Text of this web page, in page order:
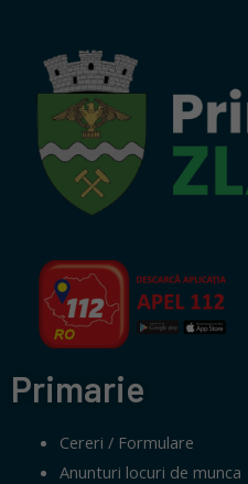
Primarie
Cereri / Formulare
Anunturi locuri de munca